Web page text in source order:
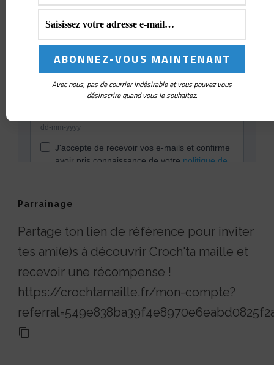
Parrainage
Partage ton lien de référence pour inviter
tes ami(e)s à découvrir Croch'ta maille et
recevoir une récompense !
https://crochtamaille.fr/mon-compte?
Avec nous, pas de courrier indésirable et vous pouvez vous
désinscrire quand vous le souhaitez.